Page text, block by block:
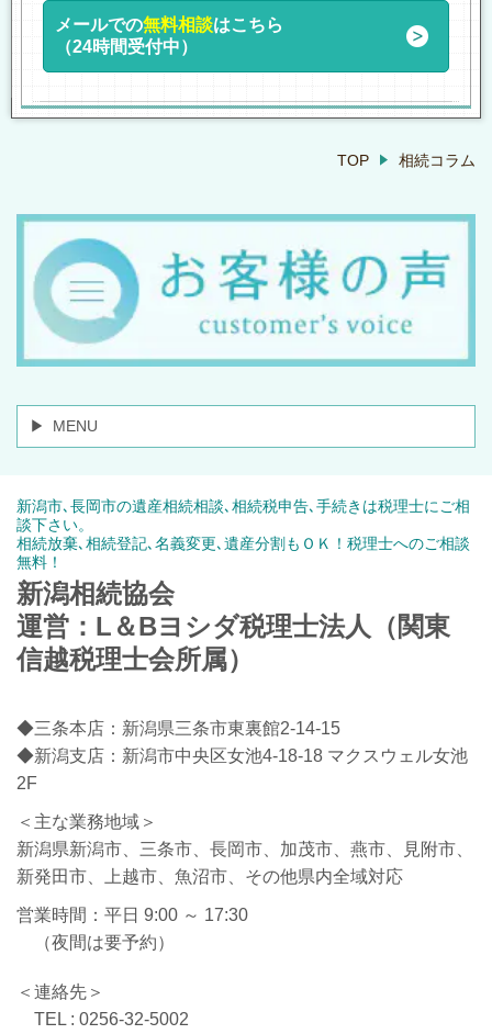
メールでの無料相談はこちら
（24時間受付中）
TOP 相続コラム
MENU
新潟市､長岡市の遺産相続相談､相続税申告､手続きは税理士にご相
談下さい。
相続放棄､相続登記､名義変更､遺産分割もＯＫ！税理士へのご相談
無料！
新潟相続協会
運営：L＆Bヨシダ税理士法人（関東
信越税理士会所属）
◆三条本店：新潟県三条市東裏館2-14-15
◆新潟支店：新潟市中央区女池4-18-18 マクスウェル女池
2F
＜主な業務地域＞
新潟県新潟市、三条市、長岡市、加茂市、燕市、見附市、
新発田市、上越市、魚沼市、その他県内全域対応
営業時間：平日 9:00 ～ 17:30
（夜間は要予約）
＜連絡先＞
TEL : 0256-32-5002